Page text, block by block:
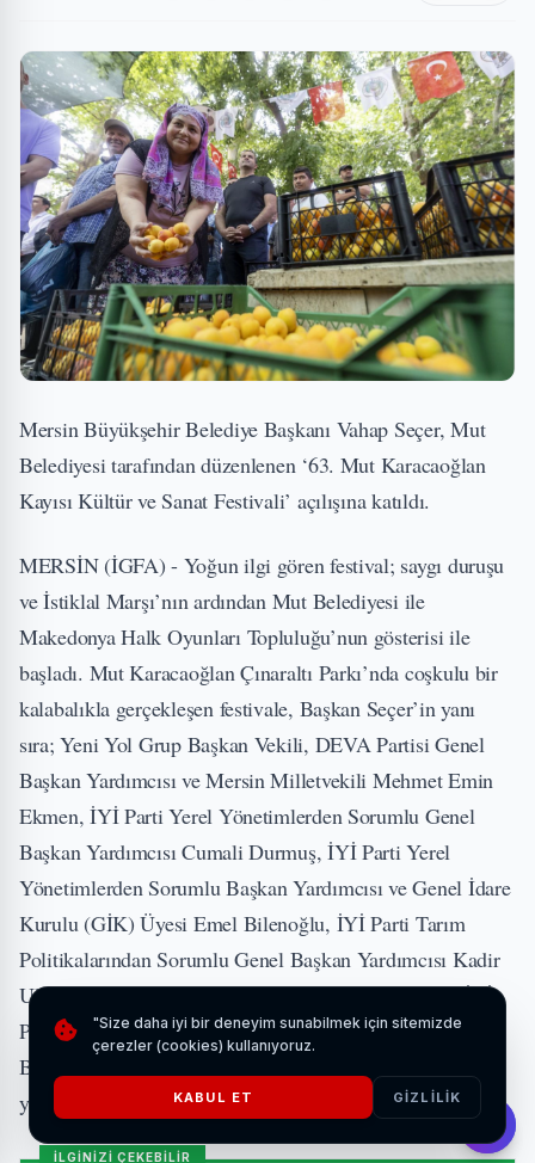
Mersin Büyükşehir Belediye Başkanı Vahap Seçer, Mut
Belediyesi tarafından düzenlenen ‘63. Mut Karacaoğlan
Kayısı Kültür ve Sanat Festivali’ açılışına katıldı.
MERSİN (İGFA) - Yoğun ilgi gören festival; saygı duruşu
ve İstiklal Marşı’nın ardından Mut Belediyesi ile
Makedonya Halk Oyunları Topluluğu’nun gösterisi ile
başladı. Mut Karacaoğlan Çınaraltı Parkı’nda coşkulu bir
kalabalıkla gerçekleşen festivale, Başkan Seçer’in yanı
sıra; Yeni Yol Grup Başkan Vekili, DEVA Partisi Genel
Başkan Yardımcısı ve Mersin Milletvekili Mehmet Emin
Ekmen, İYİ Parti Yerel Yönetimlerden Sorumlu Genel
Başkan Yardımcısı Cumali Durmuş, İYİ Parti Yerel
Yönetimlerden Sorumlu Başkan Yardımcısı ve Genel İdare
Kurulu (GİK) Üyesi Emel Bilenoğlu, İYİ Parti Tarım
Politikalarından Sorumlu Genel Başkan Yardımcısı Kadir
Ulusoy, CHP Mersin Milletvekili Hasan Ufuk Çakır, İYİ
Parti Mersin Milletvekili Burhanettin Kocamaz, Mut
Belediye Başkanı Murat Orhan, siyasi partilerin il ve ilçe
yöneticileri ile çok sayıda vatandaş da katıldı.
İLGİNİZİ ÇEKEBİLİR
"Size daha iyi bir deneyim sunabilmek için sitemizde
çerezler (cookies) kullanıyoruz.
KABUL ET GIZLILIK